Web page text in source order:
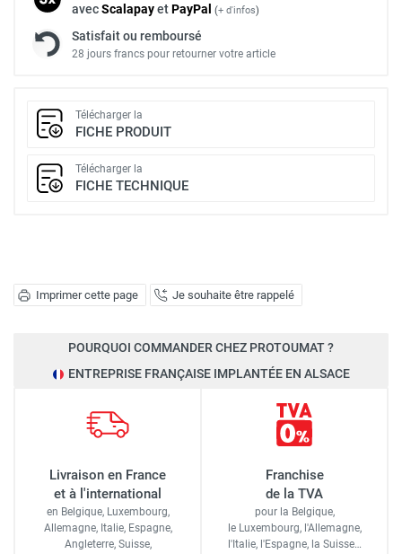
Imprimer cette page Je souhaite être rappelé
avecScalapayetPayPal (+ d'infos)
Satisfait ou remboursé
28 jours francs pour retourner votre article
Télécharger la
FICHE PRODUIT
Télécharger la
FICHE TECHNIQUE
POURQUOI COMMANDER CHEZ PROTOUMAT ?
ENTREPRISE FRANÇAISE IMPLANTÉE EN ALSACE
Livraison en France
et à l'international
en Belgique, Luxembourg,
Allemagne, Italie, Espagne,
Angleterre, Suisse,
Franchise
de la TVA
pour la Belgique,
le Luxembourg, l'Allemagne,
l'Italie, l'Espagne, la Suisse…